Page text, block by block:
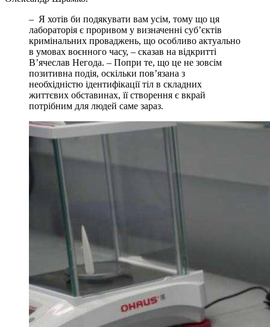
– Я хотів би подякувати вам усім, тому що ця
лабораторія є проривом у визначенні суб’єктів
кримінальних проваджень, що особливо актуально
в умовах воєнного часу, – сказав на відкритті
Вʼячеслав Негода. – Попри те, що це не зовсім
позитивна подія, оскільки пов’язана з
необхідністю ідентифікації тіл в складних
життєвих обставинах, її створення є вкрай
потрібним для людей саме зараз.